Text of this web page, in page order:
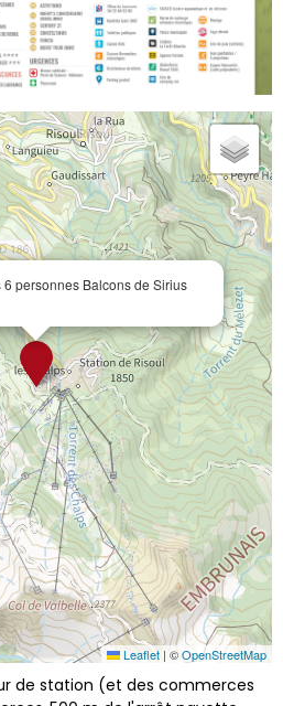
personnes Balcons de Sirius
Leaflet | ©OpenStreetMap
de station (et des commerces